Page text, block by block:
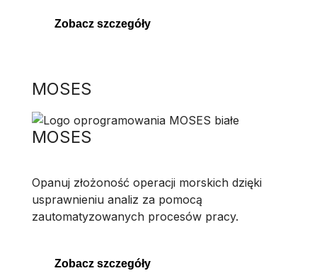
Zobacz szczegóły
MOSES
MOSES
Opanuj złożoność operacji morskich dzięki
usprawnieniu analiz za pomocą
zautomatyzowanych procesów pracy.
Zobacz szczegóły